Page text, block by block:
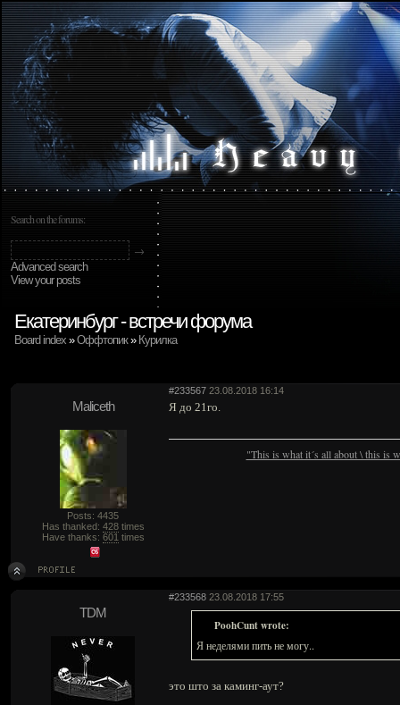
Search on the forums:
Advanced search
View your posts
Екатеринбург - встречи форума
Board index »Оффтопик» Курилка
#233567 23.08.2018 16:14
Maliceth
Posts: 4435
Has thanked: 428times
Have thanks: 601 times
Я до 21го.
"This is what it´s all about \ this is
#233568 23.08.2018 17:55
TDM
PoohCunt wrote:
Я неделями пить не могу..
это што за каминг-аут?